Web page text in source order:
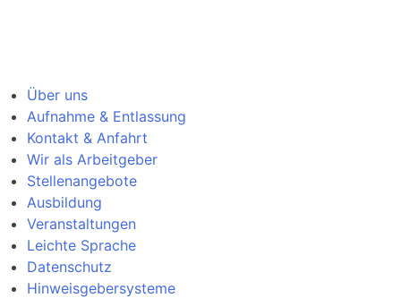
Über uns
Aufnahme & Entlassung
Kontakt & Anfahrt
Wir als Arbeitgeber
Stellenangebote
Ausbildung
Veranstaltungen
Leichte Sprache
Datenschutz
Hinweisgebersysteme